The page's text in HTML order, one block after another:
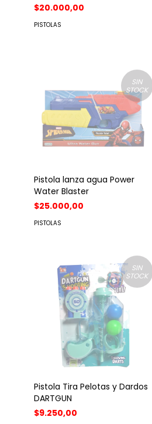
$20.000,00
PISTOLAS
SIN
STOCK
Pistola lanza agua Power
Water Blaster
$25.000,00
PISTOLAS
SIN
STOCK
Pistola Tira Pelotas y Dardos
DARTGUN
$9.250,00